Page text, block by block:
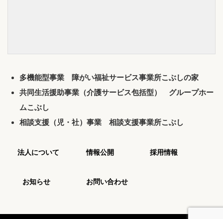
多機能型事業 障がい福祉サービス事業所こぶしの家
共同生活援助事業（介護サービス包括型） グループホー
ムこぶし
相談支援（児・社）事業 相談支援事業所こぶし
法人について 情報公開 採用情報
お知らせ お問い合わせ